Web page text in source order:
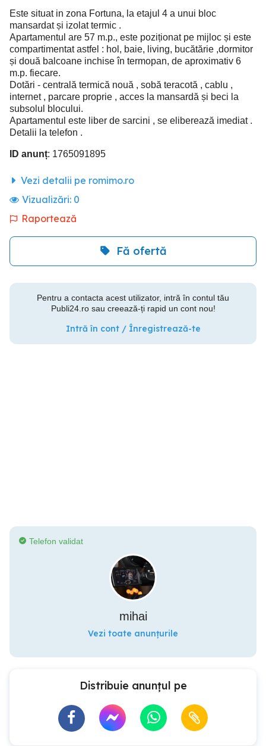
Este situat in zona Fortuna, la etajul 4 a unui bloc
mansardat și izolat termic .
Apartamentul are 57 m.p., este poziționat pe mijloc și este
compartimentat astfel : hol, baie, living, bucătărie ,dormitor
și două balcoane inchise în termopan, de aproximativ 6
m.p. fiecare.
Dotări - centrală termică nouă , sobă teracotă , cablu ,
internet , parcare proprie , acces la mansardă și beci la
subsolul blocului.
Apartamentul este liber de sarcini , se eliberează imediat .
Detalii la telefon .
ID anunț: 1765091895
Vezi detalii pe romimo.ro
Vizualizări: 0
Raportează
Fă ofertă
Pentru a contacta acest utilizator, intră în contul tău
Publi24.ro sau creează-ți rapid un cont nou!
Intră în cont / Înregistrează-te
Telefon validat
mihai
Vezi toate anunțurile
Distribuie anunțul pe